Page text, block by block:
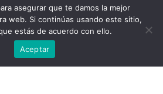
asegurar que te damos la mejor
web. Si continúas usando este sitio,
estás de acuerdo con ello.
Aceptar